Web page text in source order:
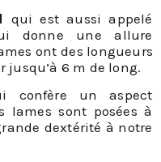
qui est aussi appelé
donne une allure
ont des longueurs
jusqu’à 6 m de long.
confère un aspect
lames sont posées à
dextérité à notre